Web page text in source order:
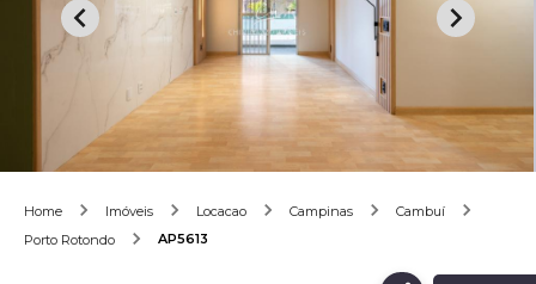
Home Imóveis Locacao Campinas
Cambuí
Porto Rotondo
AP5613